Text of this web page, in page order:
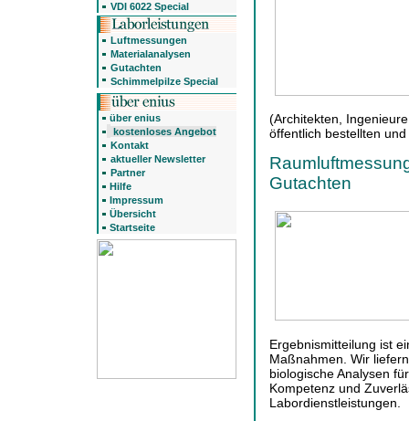
VDI 6022 Special
Luftmessungen
Materialanalysen
Gutachten
Schimmelpilze Special
über enius
kostenloses Angebot
Kontakt
aktueller Newsletter
Partner
Hilfe
Impressum
Übersicht
Startseite
(Architekten,
öffentlich bestellten
Gutachten
Ergebnismitteilung ist
Maßnahmen. Wir
biologische Analysen
Kompetenz und
Labordienstleistungen.